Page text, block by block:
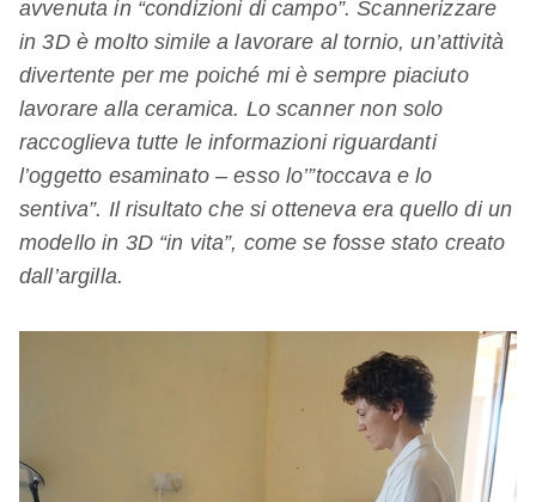
avvenuta in “condizioni di campo”. Scannerizzare
in 3D è molto simile a lavorare al tornio, un’attività
divertente per me poiché mi è sempre piaciuto
lavorare alla ceramica. Lo scanner non solo
raccoglieva tutte le informazioni riguardanti
l’oggetto esaminato – esso lo’”toccava e lo
sentiva”. Il risultato che si otteneva era quello di un
modello in 3D “in vita”, come se fosse stato creato
dall’argilla.